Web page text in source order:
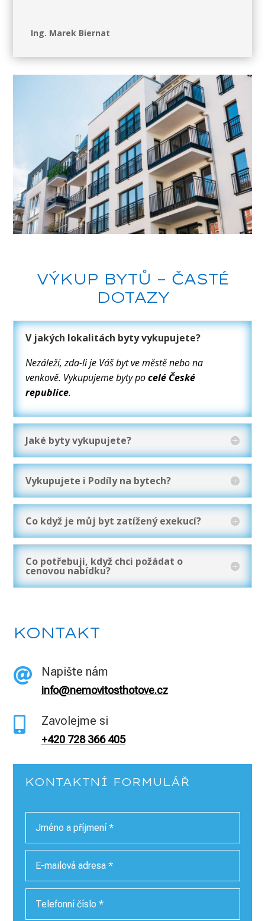
Ing. Marek Biernat
VÝKUP BYTŮ – ČASTÉ
DOTAZY
V jakých lokalitách byty vykupujete?
Nezáleží, zda-li je Váš byt ve městě nebo na
venkově. Vykupujeme byty pocelé České
republice.
Jaké byty vykupujete?
Vykupujete i Podíly na bytech?
Co když je můj byt zatížený exekucí?
Co potřebuji, když chci požádat o
cenovou nabídku?
KONTAKT
 Napište nám
info@nemovitosthotove.cz
 Zavolejme si
+420 728 366 405
KONTAKTNÍ FORMULÁŘ